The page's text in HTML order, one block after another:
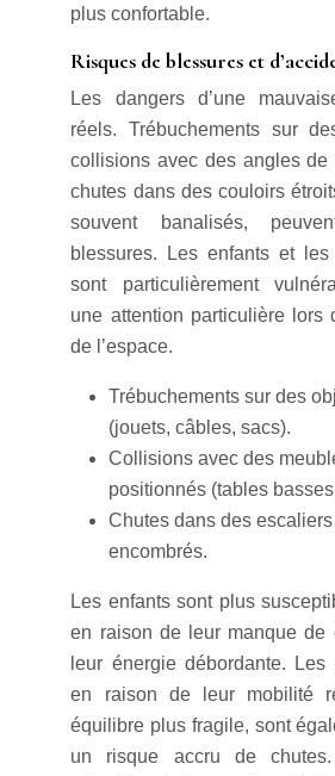
plus confortable.
Risques de blessures et
Les dangers d’une
réels. Trébuchements sur
collisions avec des angles de
chutes dans des couloirs
souvent banalisés,
blessures. Les enfants et
sont particulièrement
une attention particulière lors
de l’espace.
Trébuchements sur des
(jouets, câbles, sacs).
Collisions avec des
positionnés (tables
Chutes dans des
encombrés.
Les enfants sont plus
en raison de leur manque de
leur énergie débordante. Les
en raison de leur mobilité
équilibre plus fragile, sont
un risque accru de